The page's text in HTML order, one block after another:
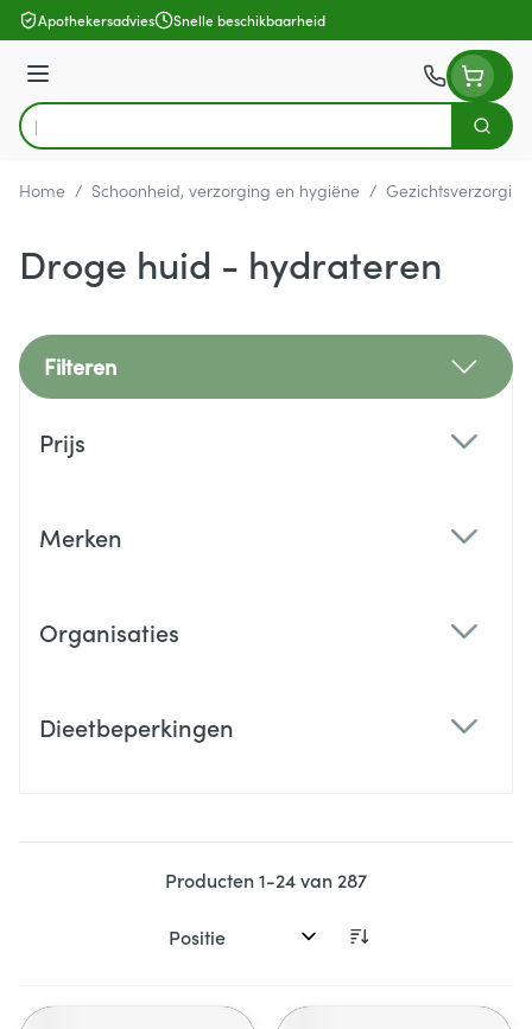
Ga naar de inhoud
Apothekersadvies Snelle beschikbaarheid
Menu
Product, merk, categorie...
Zoek
Home / Schoonheid, verzorging en hygiëne / Gezichtsverzorging
Droge huid - hydrateren
Filteren
Prijs
Merken
Organisaties
Dieetbeperkingen
Producten1-24van 287
Sorteer op: